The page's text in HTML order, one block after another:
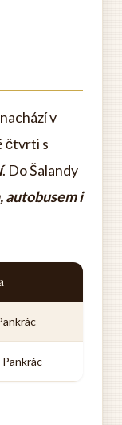
v
čtvrti s
. Do Šalandy
autobusem i
Pankrác